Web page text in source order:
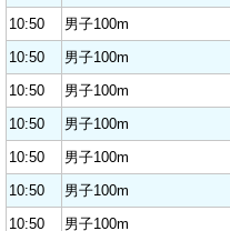
10:50
男子100m
10:50
男子100m
10:50
男子100m
10:50
男子100m
10:50
男子100m
10:50
男子100m
10:50
男子100m